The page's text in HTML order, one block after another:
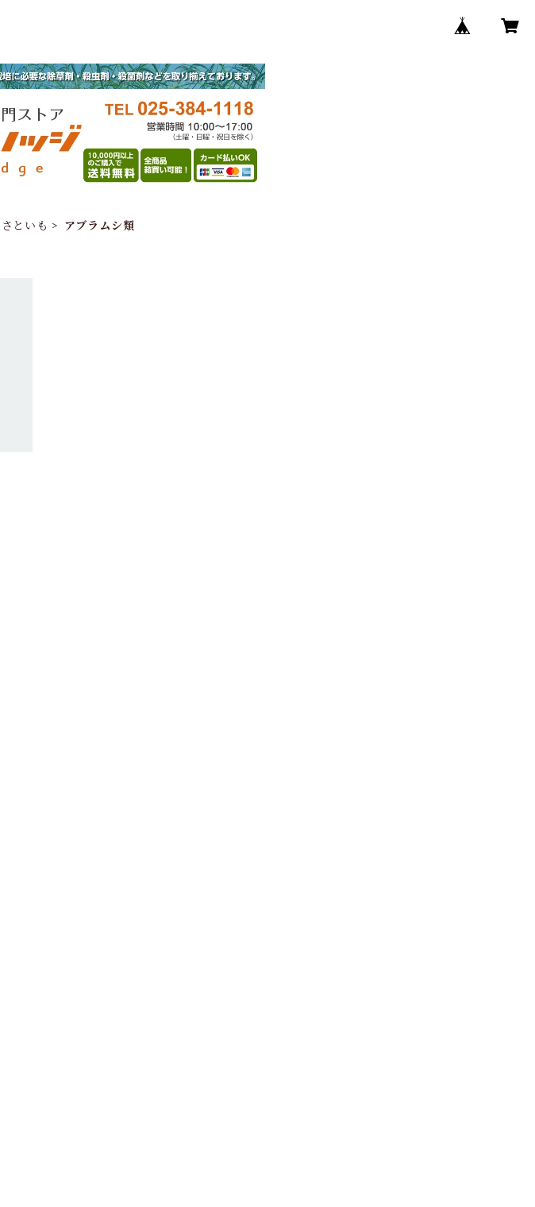
さといも アブラムシ類